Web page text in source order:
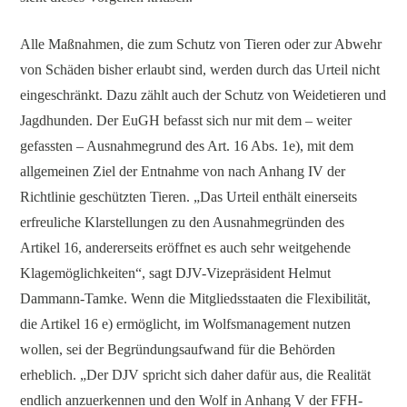
Alle Maßnahmen, die zum Schutz von Tieren oder zur Abwehr
von Schäden bisher erlaubt sind, werden durch das Urteil nicht
eingeschränkt. Dazu zählt auch der Schutz von Weidetieren und
Jagdhunden. Der EuGH befasst sich nur mit dem – weiter
gefassten – Ausnahmegrund des Art. 16 Abs. 1e), mit dem
allgemeinen Ziel der Entnahme von nach Anhang IV der
Richtlinie geschützten Tieren. „Das Urteil enthält einerseits
erfreuliche Klarstellungen zu den Ausnahmegründen des
Artikel 16, andererseits eröffnet es auch sehr weitgehende
Klagemöglichkeiten“, sagt DJV-Vizepräsident Helmut
Dammann-Tamke. Wenn die Mitgliedsstaaten die Flexibilität,
die Artikel 16 e) ermöglicht, im Wolfsmanagement nutzen
wollen, sei der Begründungsaufwand für die Behörden
erheblich. „Der DJV spricht sich daher dafür aus, die Realität
endlich anzuerkennen und den Wolf in Anhang V der FFH-